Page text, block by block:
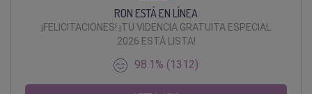
RON ESTÁ EN LÍNEA
¡FELICITACIONES! ¡TU VIDENCIA GRATUITA ESPECIAL
2026 ESTÁ LISTA!
98.1% (1312)